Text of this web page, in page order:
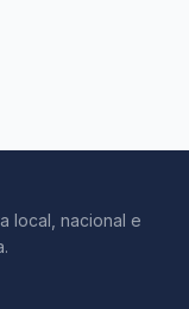
local, nacional e